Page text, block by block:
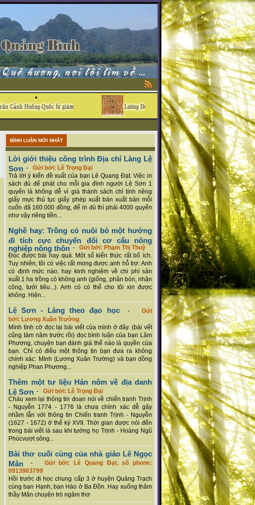
BÌNH LUẬN MỚI NHẤT
Lời giới thiệu công trình Địa chí Làng Lệ
Sơn - Gửi bởi: Lê Trọng Đại
Trả lời ý kiến đề xuất của bạn Lê Quang Đạt. Việc in
sách đủ để phát cho mỗi gia đình người Lệ Sơn 1
quyển là không dễ vì giá thành sách chỉ tính riêng
giấy mực thủ tục giấy phép xuất bản xuất bản mỗi
cuốn đã 160.000 đồng, để in đủ thì phải 4000 quyển
như vậy riêng tiền...
Nghề hay: Trồng cỏ nuôi bò một hướng
đi tích cực chuyển đổi cơ cấu nông
nghiệp nông thôn - Gửi bởi: Phạm Thị Thuỳ
Đọc được bài hay quá. Một số kiến thức rất bổ ích.
Tuy nhiên, tôi có việc rất mong được anh hỗ trợ: Anh
có định mức nào, hay kinh nghiệm về chi phí sản
xuất 1 ha trồng cỏ không anh (giống, phân bón, nhận
công, tưới tiêu...). Anh có có thể cho tôi xin được
không. Hiện...
Lệ Sơn - Làng theo đạo học-Gửi
bởi: Lương Xuân Trường
Mình tình cờ đọc lại bài viết của mình ở đây. (bài vết
cũng tám năm trước rồi) đọc bình luận của bạn Lâm
Phương, chuyện bạn đánh giá thế nào là quyền của
bạn. Chỉ có điều một thông tin bạn đưa ra không
chính xác: Mình (Lương Xuân Trường) và bạn dồng
nghiệp Phan Phương...
Thêm một tư liệu Hán nôm về địa danh
Lệ Sơn - Gửi bởi: Lê Trọng Đại
Cháu xem lại thông tin đoạn nói về chiến tranh Trịnh
- Nguyễn 1774 - 1776 là chưa chính xác dễ gây
nhầm lẫn với thông tin Chiến tranh Trịnh - Nguyễn
(1627 - 1672) ở thế kỷ XVII. Thời gian được nói đến
trong bài viết là sau khi tướng họ Trịnh - Hoàng Ngũ
Phúcvượt sông...
Bài thơ cuối cùng của nhà giáo Lê Ngọc
Mân - Gửi bởi: Lê Quang Đạt, số phone:
0913963799
Hồi trước đi học chung cấp 3 ở huyện Quảng Trạch
cùng bạn Hạnh, bạn Hào ở Ba Đồn. Hay xuống thăm
thầy Mân chuyện trò ngâm thơ